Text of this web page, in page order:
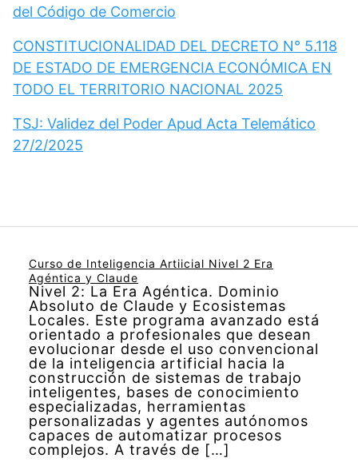
del Código de Comercio
CONSTITUCIONALIDAD DEL DECRETO N° 5.118
DE ESTADO DE EMERGENCIA ECONÓMICA EN
TODO EL TERRITORIO NACIONAL 2025
TSJ: Validez del Poder Apud Acta Telemático
27/2/2025
Curso de Inteligencia Artiicial Nivel 2 Era
Agéntica y Claude
Nivel 2: La Era Agéntica. Dominio
Absoluto de Claude y Ecosistemas
Locales. Este programa avanzado está
orientado a profesionales que desean
evolucionar desde el uso convencional
de la inteligencia artificial hacia la
construcción de sistemas de trabajo
inteligentes, bases de conocimiento
especializadas, herramientas
personalizadas y agentes autónomos
capaces de automatizar procesos
complejos. A través de […]